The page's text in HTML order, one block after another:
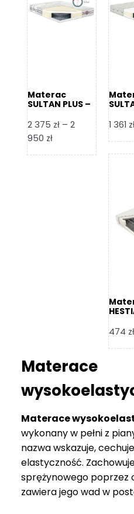
Materac
SULTAN PLUS –
2 375 zł – 2
950 złZakres
1 361
474 zł
Materace
Materace
wykonany w pełni z
nazwa wskazuje,
elastyczność.
sprężynowego poprzez
zawiera jego wad w